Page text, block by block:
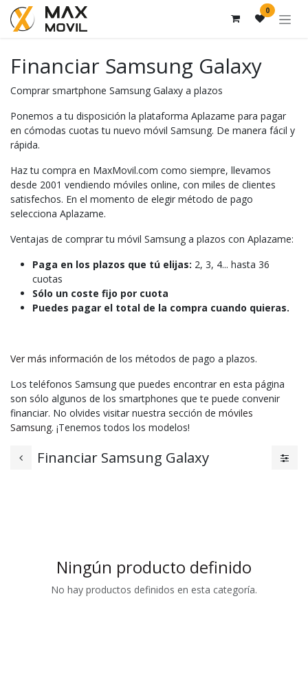
Ir al contenido 0
Financiar Samsung Galaxy
Comprar smartphone Samsung Galaxy a plazos
Ponemos a tu disposición la plataforma Aplazame para pagar
en cómodas cuotas tu nuevo móvil Samsung. De manera fácil y
rápida.
Haz tu compra en MaxMovil.com como siempre, llevamos
desde 2001 vendiendo móviles online, con miles de clientes
satisfechos. En el momento de elegir método de pago
selecciona Aplazame.
Ventajas de comprar tu móvil Samsung a plazos con Aplazame:
Paga en los plazos que tú elijas: 2, 3, 4... hasta 36
cuotas
Sólo un coste fijo por cuota
Puedes pagar el total de la compra cuando quieras.
Ver más información de los métodos de pago a plazos.
Los teléfonos Samsung que puedes encontrar en esta página
son sólo algunos de los smartphones que te puede convenir
financiar. No olvides visitar nuestra sección de móviles
Samsung. ¡Tenemos todos los modelos!
Financiar Samsung Galaxy
Ningún producto definido
No hay productos definidos en esta categoría.